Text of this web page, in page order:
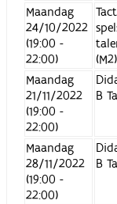
Maandag
24/10/2022
(19:00 -
22:00)
Maandag
21/11/2022
(19:00 -
22:00)
B
Maandag
28/11/2022
(19:00 -
22:00)
B